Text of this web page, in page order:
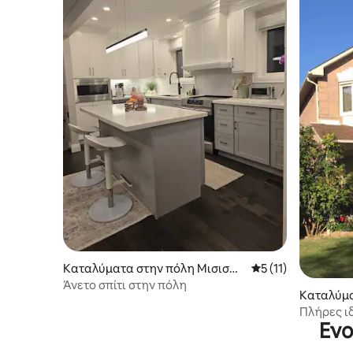
Καταλύματα στην πόλη Μισισάο
υγκα
Μέση βαθμολογία:
5 (11)
Άνετο σπίτι στην πόλη
Πλήρες
WiFi/